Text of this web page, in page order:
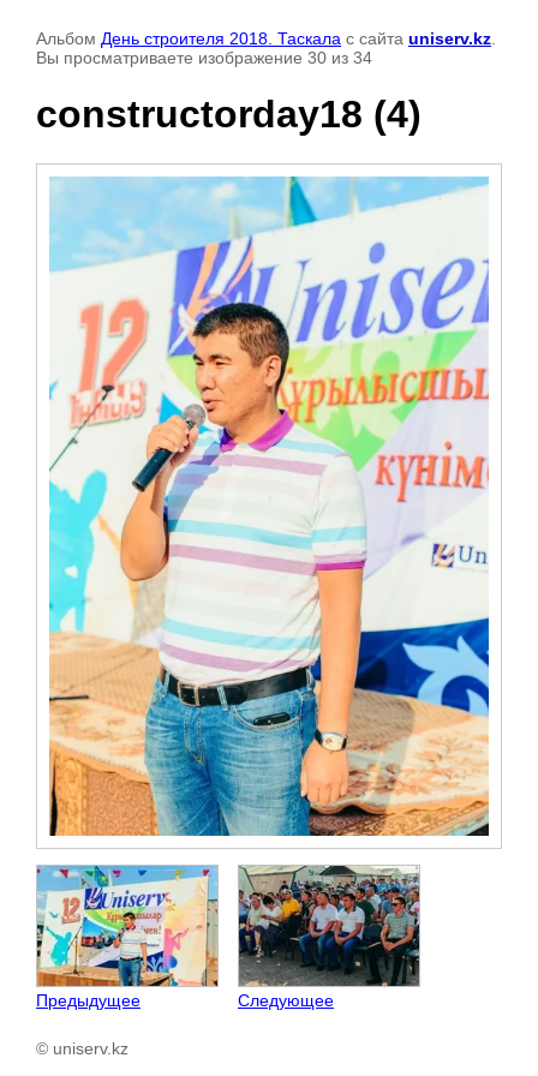
Альбом День строителя 2018. Таскала с сайта uniserv.kz
Вы просматриваете изображение 30 из 34
constructorday18 (4)
Предыдущее Следующее
© uniserv.kz